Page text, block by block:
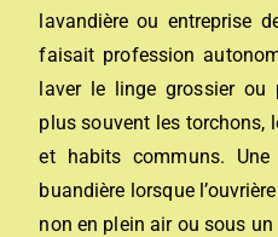
lavandière ou entreprise
faisait profession
laver le linge grossier ou
plus souvent les torchons,
et habits communs.
buandière lorsque
non en plein air ou sous